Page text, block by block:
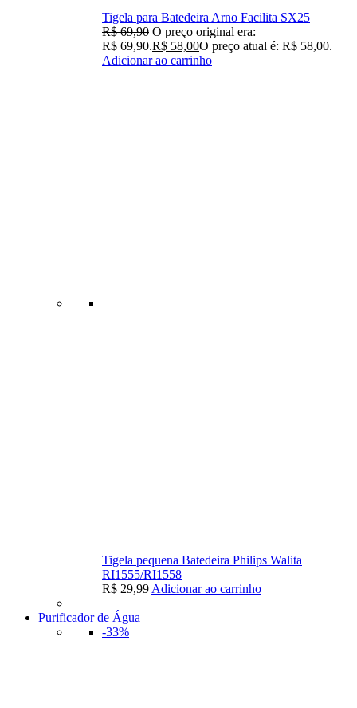
Tigela para Batedeira Arno Facilita SX25
R$69,90 O preço original era:
R$ 69,90.R$ 58,00O preço atual é: R$ 58,00.
Adicionar ao carrinho
Tigela pequena Batedeira Philips Walita
RI1555/RI1558
R$ 29,99 Adicionar ao carrinho
Purificador de Água
-33%